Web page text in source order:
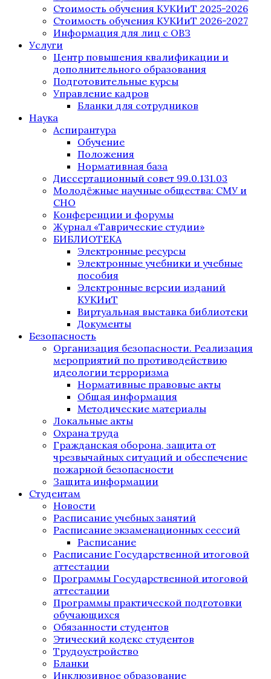
Стоимость обучения КУКИиТ 2025-2026
Стоимость обучения КУКИиТ 2026-2027
Информация для лиц с ОВЗ
Услуги
Центр повышения квалификации и
дополнительного образования
Подготовительные курсы
Управление кадров
Бланки для сотрудников
Наука
Аспирантура
Обучение
Положения
Нормативная база
Диссертационный совет 99.0.131.03
Молодёжные научные общества: СМУ и
СНО
Конференции и форумы
Журнал «Таврические студии»
БИБЛИОТЕКА
Электронные ресурсы
Электронные учебники и учебные
пособия
Электронные версии изданий
КУКИиТ
Виртуальная выставка библиотеки
Документы
Безопасность
Организация безопасности. Реализация
мероприятий по противодействию
идеологии терроризма
Нормативные правовые акты
Общая информация
Методические материалы
Локальные акты
Охрана труда
Гражданская оборона, защита от
чрезвычайных ситуаций и обеспечение
пожарной безопасности
Защита информации
Студентам
Новости
Расписание учебных занятий
Расписание экзаменационных сессий
Расписание
Расписание Государственной итоговой
аттестации
Программы Государственной итоговой
аттестации
Программы практической подготовки
обучающихся
Обязанности студентов
Этический кодекс студентов
Трудоустройство
Бланки
Инклюзивное образование